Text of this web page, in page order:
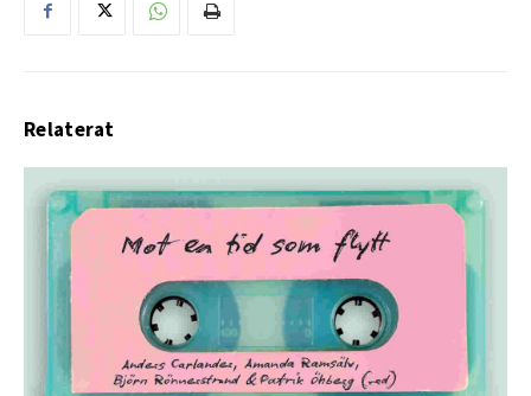
Relaterat